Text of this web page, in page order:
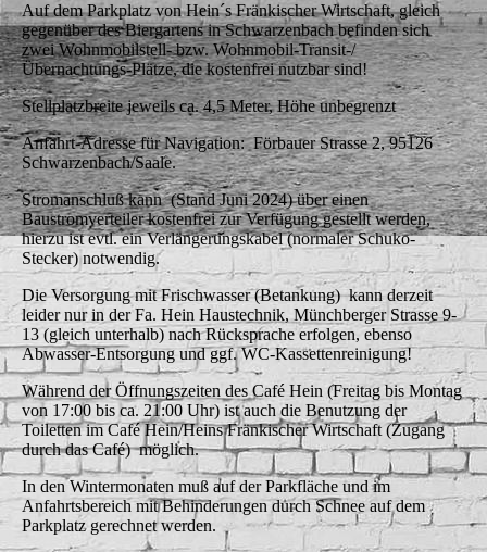
Auf dem Parkplatz von Hein´s Fränkischer Wirtschaft, gleich
gegenüber des Biergartens in Schwarzenbach befinden sich
zwei Wohnmobilstell- bzw. Wohnmobil-Transit-/
Übernachtungs-Plätze, die kostenfrei nutzbar sind!
Stellplatzbreite jeweils ca. 4,5 Meter, Höhe unbegrenzt
Anfahrt-Adresse für Navigation: Förbauer Strasse 2, 95126
Schwarzenbach/Saale.
Stromanschluß kann (Stand Juni 2024) über einen
Baustromverteiler kostenfrei zur Verfügung gestellt werden,
hierzu ist evtl. ein Verlängerungskabel (normaler Schuko-
Stecker) notwendig.
Die Versorgung mit Frischwasser (Betankung) kann derzeit
leider nur in der Fa. Hein Haustechnik, Münchberger Strasse 9-
13 (gleich unterhalb) nach Rücksprache erfolgen, ebenso
Abwasser-Entsorgung und ggf. WC-Kassettenreinigung!
Während der Öffnungszeiten des Café Hein (Freitag bis Montag
von 17:00 bis ca. 21:00 Uhr) ist auch die Benutzung der
Toiletten im Café Hein/Heins Fränkischer Wirtschaft (Zugang
durch das Café) möglich.
In den Wintermonaten muß auf der Parkfläche und im
Anfahrtsbereich mit Behinderungen durch Schnee auf dem
Parkplatz gerechnet werden.